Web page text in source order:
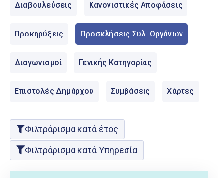
English
Διαβουλεύσεις Κανονιστικές Αποφάσεις
Προκηρύξεις Προσκλήσεις Συλ. Οργάνων
Διαγωνισμοί Γενικής Κατηγορίας
Επιστολές Δημάρχου Συμβάσεις Χάρτες
Φιλτράρισμα κατά έτος
Φιλτράρισμα κατά Υπηρεσία